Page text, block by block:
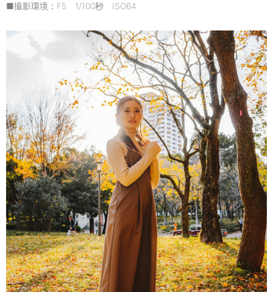
■撮影環境：F5 1/100秒 ISO64